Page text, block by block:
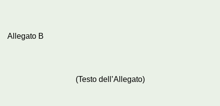
Allegato B
(Testo dell’Allegato)